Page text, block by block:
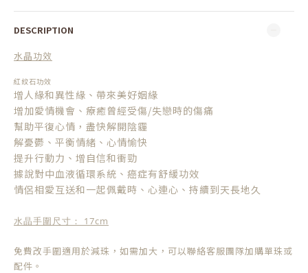
DESCRIPTION
水晶功效
紅紋石功效
增人緣和異性緣、帶來美好姻緣
增加愛情機會、療癒曾經受傷/失戀時的傷痛
幫助平復心情，盡快解開陰霾
解憂鬱、平衡情緒、心情愉快
提升行動力、增自信和衝勁
據說對中血液循環系統、癌症有舒緩功效
情侶相愛互送和一起佩戴時、心連心、持續到天長地久
水晶手圍尺寸： 17cm
免費改手圍適用於減珠，如需加大，可以聯絡客服團隊加購單珠或
配件。